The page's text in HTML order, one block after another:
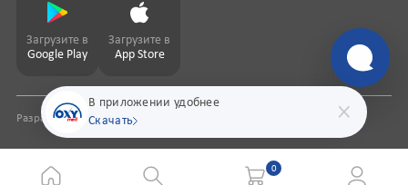
В приложении удобнее
Скачать
Загрузите в
Google Play
Загрузите в
App Store
Разработка сайтаpharmit.uz
0